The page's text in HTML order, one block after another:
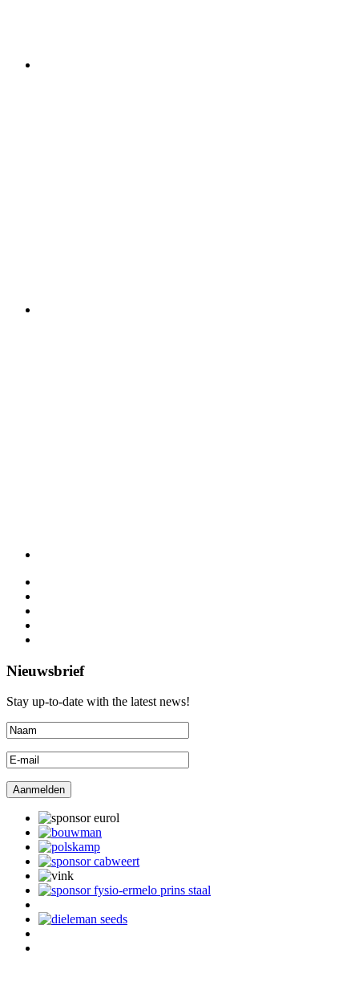
Nieuwsbrief
Stay up-to-date with the latest news!